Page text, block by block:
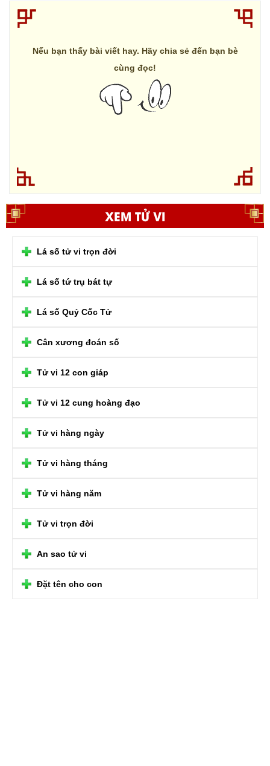
Nếu bạn thấy bài viết hay. Hãy chia sẻ đến bạn bè
cùng đọc!
XEM TỬ VI
Lá số tử vi trọn đời
Lá số tứ trụ bát tự
Lá số Quỷ Cốc Tử
Cân xương đoán số
Tử vi 12 con giáp
Tử vi 12 cung hoàng đạo
Tử vi hàng ngày
Tử vi hàng tháng
Tử vi hàng năm
Tử vi trọn đời
An sao tử vi
Đặt tên cho con